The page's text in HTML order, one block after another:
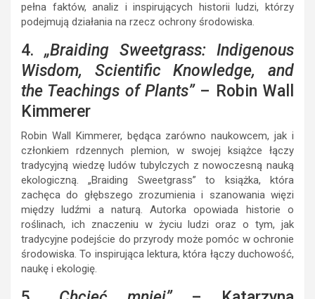
pełna faktów, analiz i inspirujących historii ludzi, którzy
podejmują działania na rzecz ochrony środowiska.
4. „Braiding Sweetgrass: Indigenous
Wisdom, Scientific Knowledge, and
the Teachings of Plants”– Robin Wall
Kimmerer
Robin Wall Kimmerer, będąca zarówno naukowcem, jak i
członkiem rdzennych plemion, w swojej książce łączy
tradycyjną wiedzę ludów tubylczych z nowoczesną nauką
ekologiczną. „Braiding Sweetgrass” to książka, która
zachęca do głębszego zrozumienia i szanowania więzi
między ludźmi a naturą. Autorka opowiada historie o
roślinach, ich znaczeniu w życiu ludzi oraz o tym, jak
tradycyjne podejście do przyrody może pomóc w ochronie
środowiska. To inspirująca lektura, która łączy duchowość,
naukę i ekologię.